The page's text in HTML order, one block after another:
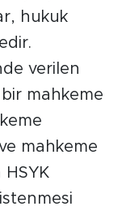
hukuk
verilen
mahkeme
mahkeme